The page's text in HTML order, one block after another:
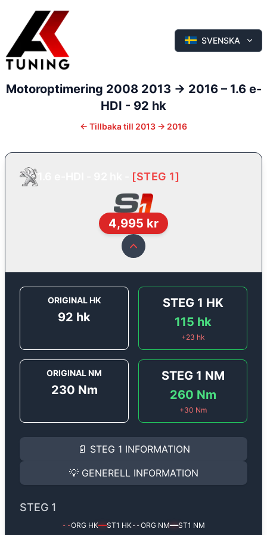
SVENSKA
Motoroptimering 2008 2013 -> 2016– 1.6 e-
HDI - 92 hk
← Tillbaka till 2013 -> 2016
[STEG 1]
4,995 kr
ORIGINAL HK
92 hk
STEG 1 HK
115 hk
+23 hk
ORIGINAL NM
230 Nm
STEG 1 NM
260 Nm
+30 Nm
📄 STEG 1 INFORMATION
INFORMATION
Steg 1
Peugeot 2008 1.6 e-HDI
Effekten ökar från92 hk till115 hkoch vridmomentet
(+23 hk & +30 Nm).
Ger mer effekt, högre vridmoment, lägre
Steg 1 mjukvara justerar vi ett antal
💡 GENERELL INFORMATION
✅ All mjukvara är skräddarsydd för din bil
✅ Felsökning inann samt efter optimering
STEG 1
--ORG HK━━ST1 HK--ORG NM━━ST1 NM